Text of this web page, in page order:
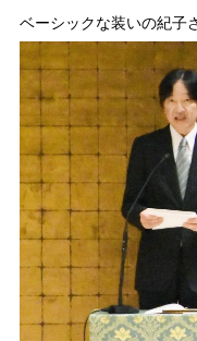
ベーシックな装いの紀子